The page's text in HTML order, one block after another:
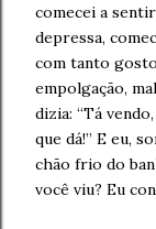
comecei a
depressa,
com tanto
empolgação,
dizia: “Tá
que dá!” E eu,
chão frio do
você viu? Eu